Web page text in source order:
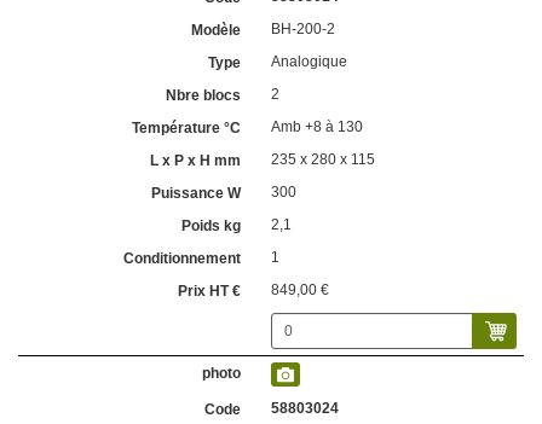
BH-200-2
Analogique
2
Amb +8 à 130
235 x 280 x 115
300
2,1
1
849,00 €
58803024